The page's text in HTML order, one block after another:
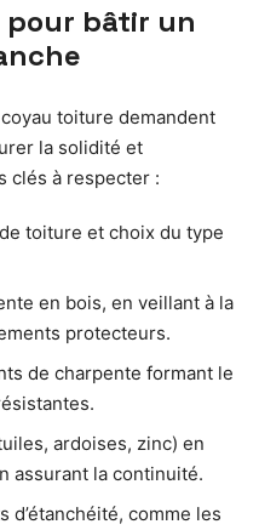
pour bâtir un
toiture demandent
la solidité et
clés à respecter :
toiture et choix du type
en bois, en veillant à la
protecteurs.
de charpente formant le
ardoises, zinc) en
assurant la continuité.
d’étanchéité, comme les